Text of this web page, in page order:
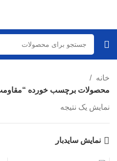
خانه
محصولات برچسب خورده
نمایش یک نتیجه
نمایش سایدبار